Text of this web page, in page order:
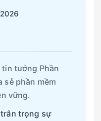
tưởng Phần
sẻ phần mềm
vững.
trọng sự